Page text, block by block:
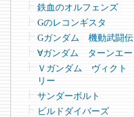
鉄血のオルフェンズ
Gのレコンギスタ
Gガンダム 機動武闘伝
∀ガンダム ターンエー
Ｖガンダム ヴィクト
リー
サンダーボルト
ビルドダイバーズ